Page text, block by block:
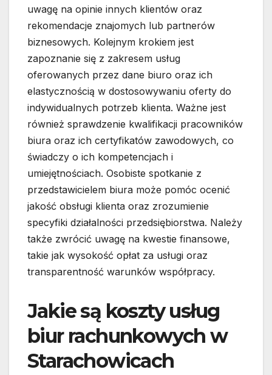
uwagę na opinie innych klientów oraz
rekomendacje znajomych lub partnerów
biznesowych. Kolejnym krokiem jest
zapoznanie się z zakresem usług
oferowanych przez dane biuro oraz ich
elastycznością w dostosowywaniu oferty do
indywidualnych potrzeb klienta. Ważne jest
również sprawdzenie kwalifikacji pracowników
biura oraz ich certyfikatów zawodowych, co
świadczy o ich kompetencjach i
umiejętnościach. Osobiste spotkanie z
przedstawicielem biura może pomóc ocenić
jakość obsługi klienta oraz zrozumienie
specyfiki działalności przedsiębiorstwa. Należy
także zwrócić uwagę na kwestie finansowe,
takie jak wysokość opłat za usługi oraz
transparentność warunków współpracy.
Jakie są koszty usług
biur rachunkowych w
Starachowicach